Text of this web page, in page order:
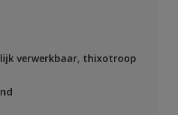
verwerkbaar, thixotroop